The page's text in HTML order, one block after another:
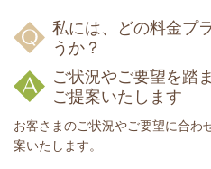
私には、どの料金プ
うか？
ご状況やご要望を踏
ご提案いたします
お客さまのご状況やご要望に合わ
案いたします。